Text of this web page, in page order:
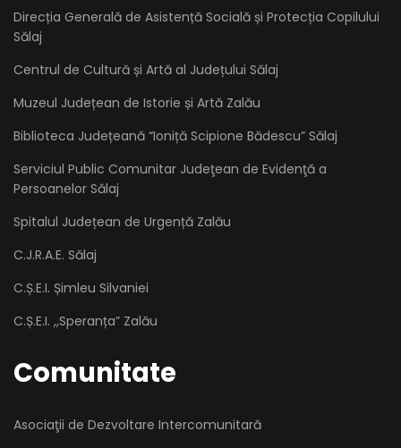
Direcția Generală de Asistență Socială și Protecția Copilului
Sălaj
Centrul de Cultură și Artă al Județului Sălaj
Muzeul Județean de Istorie și Artă Zalău
Biblioteca Județeană “Ioniță Scipione Bădescu” Sălaj
Serviciul Public Comunitar Judeţean de Evidenţă a
Persoanelor Sălaj
Spitalul Județean de Urgență Zalău
C.J.R.A.E. Sălaj
C.Ș.E.I. Șimleu Silvaniei
C.Ș.E.I. ,,Speranța” Zalău
Comunitate
Asociaţii de Dezvoltare Intercomunitară